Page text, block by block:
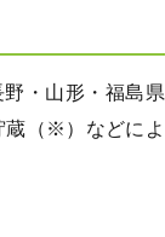
・山形・福島県
蔵（※）などによ